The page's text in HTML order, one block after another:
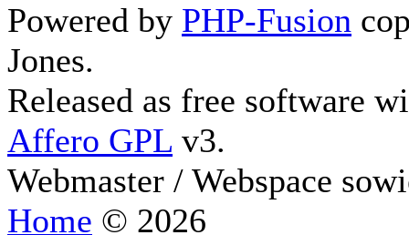
Powered by PHP-Fusion
Jones.
Released as free software
Affero GPL v3.
Webmaster / Webspace
Home © 2026